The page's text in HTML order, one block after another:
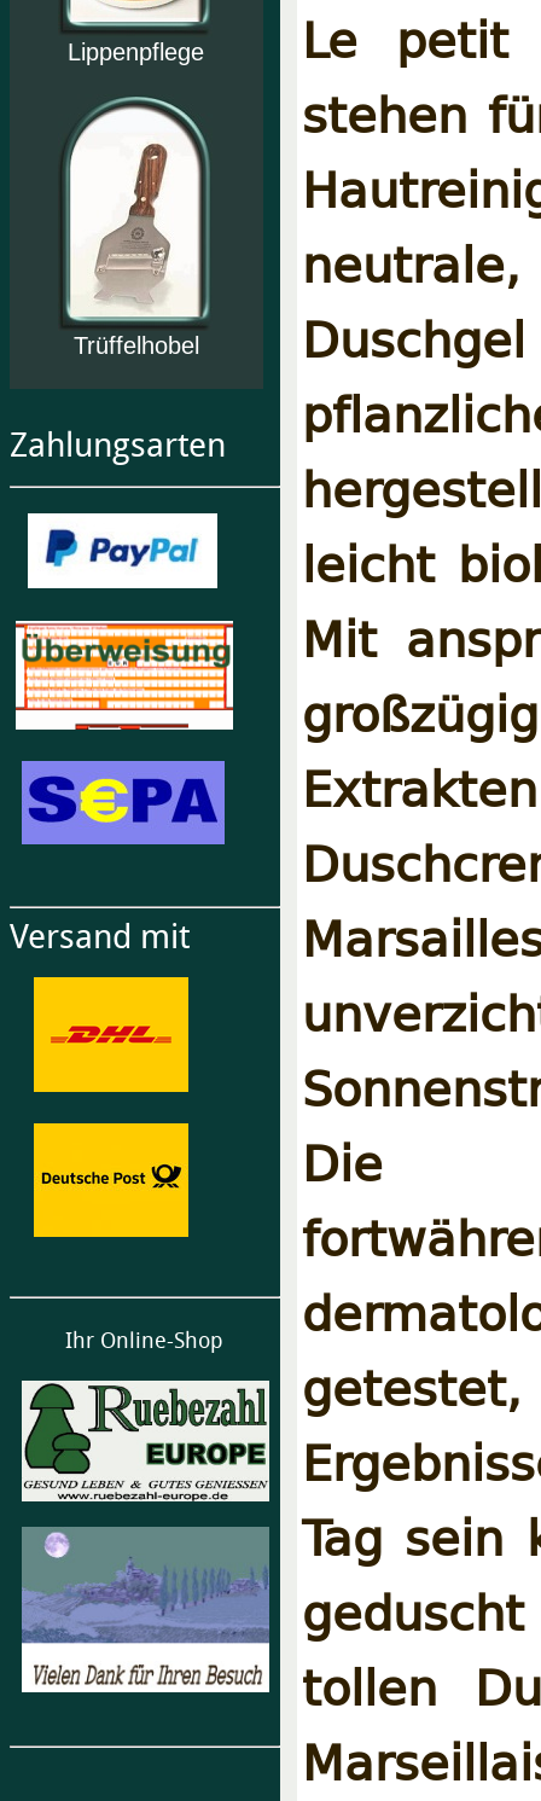
Lippenpflege
Trüffelhobel
Zahlungsarten
Versand mit
Ihr Online-Shop
Le petit
stehen
leicht
Mit
Die
Tag sein
tollen